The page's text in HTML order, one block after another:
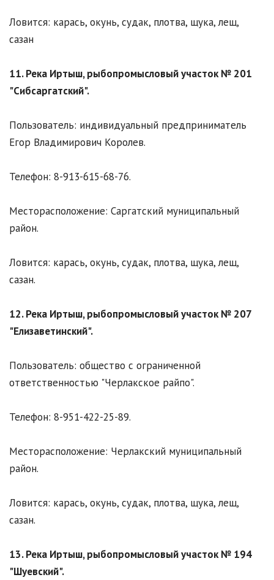
Ловится: карась, окунь, судак, плотва, щука, лещ,
сазан
11. Река Иртыш, рыбопромысловый участок № 201
"Сибсаргатский".
Пользователь: индивидуальный предприниматель
Егор Владимирович Королев.
Телефон: 8-913-615-68-76.
Месторасположение: Саргатский муниципальный
район.
Ловится: карась, окунь, судак, плотва, щука, лещ,
сазан.
12. Река Иртыш, рыбопромысловый участок № 207
"Елизаветинский".
Пользователь: общество с ограниченной
ответственностью "Черлакское райпо".
Телефон: 8-951-422-25-89.
Месторасположение: Черлакский муниципальный
район.
Ловится: карась, окунь, судак, плотва, щука, лещ,
сазан.
13. Река Иртыш, рыбопромысловый участок № 194
"Шуевский".